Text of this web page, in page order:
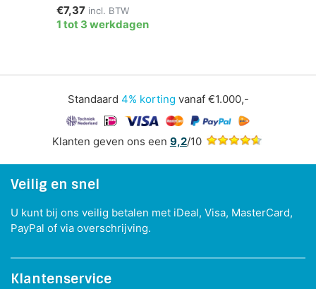
€7,37 incl. BTW
1 tot 3 werkdagen
Standaard 4% korting vanaf €1.000,-
Klanten geven ons een 9,2/10
Veilig en snel
U kunt bij ons veilig betalen met iDeal, Visa, MasterCard,
PayPal of via overschrijving.
Klantenservice